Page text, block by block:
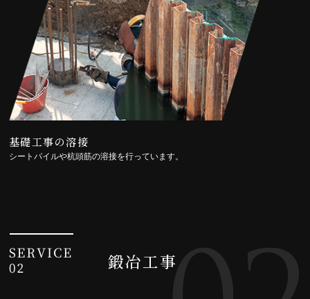
基礎工事の溶接
シートパイルや杭頭筋の溶接を行っています。
鍛冶工事